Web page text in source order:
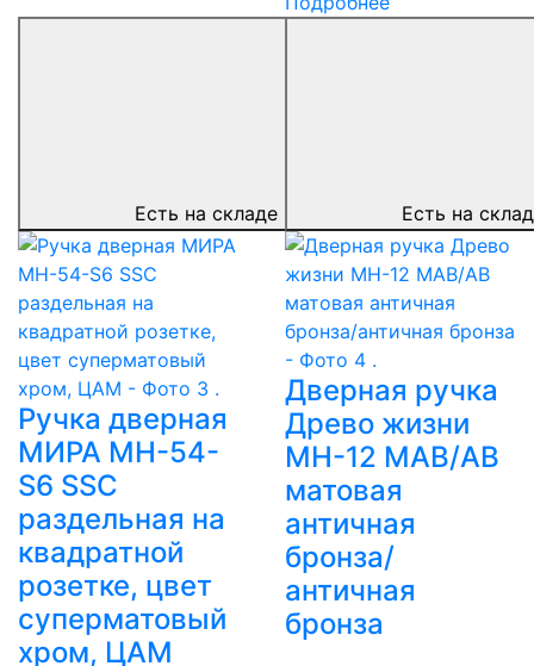
Есть на складе
Ручка дверная
МИРА MH-54-
S6 SSC
раздельная на
квадратной
розетке, цвет
суперматовый
хром, ЦАМ
Есть на
Дверная ручка
Древо жизни
MH-12 MAB/AB
матовая
античная
бронза/
античная
бронза